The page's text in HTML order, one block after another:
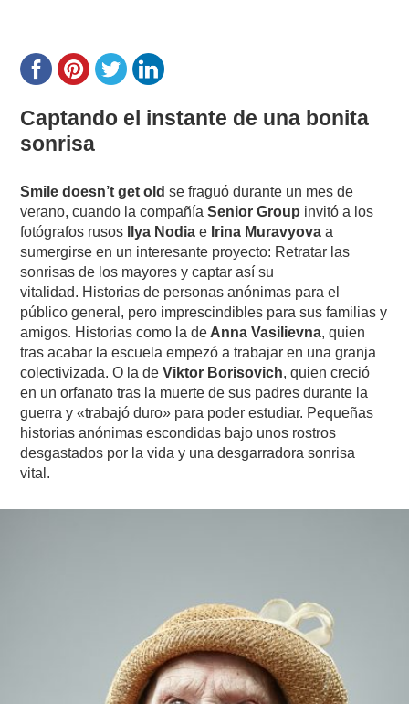
Captando el instante de una bonita
sonrisa
Smile doesn’t get old se fraguó durante un mes de
verano, cuando la compañíaSenior Group invitó a los
fotógrafos rusos
Ilya Nodiae Irina Muravyova a
sumergirse en un interesante proyecto: Retratar las
sonrisas de los mayores y captar así su
vitalidad. Historias de personas anónimas para el
público general, pero imprescindibles para sus familias y
amigos. Historias como la de AnnaVasilievna, quien
tras acabar la escuela empezó a trabajar en una granja
colectivizada. O la de Viktor Borisovich, quien creció
en un orfanato tras la muerte de sus padres durante la
guerra y «trabajó duro» para poder estudiar. Pequeñas
historias anónimas escondidas bajo unos rostros
desgastados por la vida y una desgarradora sonrisa
vital.